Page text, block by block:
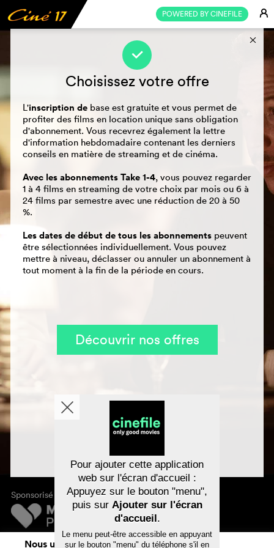
POWERED BY CINEFILE E
s
f
Choisissez votre offre
L'inscription de base est gratuite et vous permet de
profiter des films en location unique sans obligation
d'abonnement. Vous recevrez également la lettre
d'information hebdomadaire contenant les derniers
conseils en matière de streaming et de cinéma.
Avec les abonnements Take 1-4, vous pouvez regarder
1 à 4 films en streaming de votre choix par mois ou 6 à
24 films par semestre avec une réduction de 20 à 50
%.
Les dates de début de tous les abonnements peuvent
être sélectionnées individuellement. Vous pouvez
mettre à niveau, déclasser ou annuler un abonnement à
tout moment à la fin de la période en cours.
Découvrir nos offres
Sponsorisé par
Mentions légales
Nous utilisons des cookies. En naviguant
Pour ajouter cette application
web sur l'écran d'accueil :
Appuyez sur le bouton "menu",
puis sur Ajouter sur l'écran
d'accueil.
Le menu peut-être accessible en appuyant
sur le bouton "menu" du téléphone s'il en